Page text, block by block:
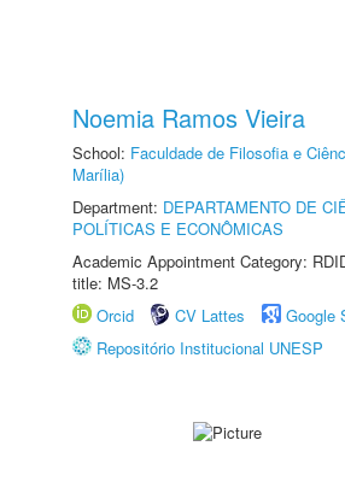
Noemia Ramos Vieira
School: Faculdade de Filosofia e
Marília)
Department: DEPARTAMENTO DE
POLÍTICAS E ECONÔMICAS
Academic Appointment Category:
title: MS-3.2
Orcid
CV Lattes
Google
Repositório Institucional UNESP